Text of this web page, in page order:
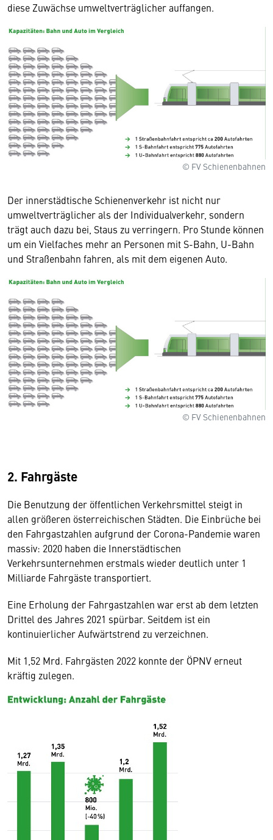
diese Zuwächse umweltverträglicher auffangen.
© FV Schienenbahnen
Der innerstädtische Schienenverkehr ist nicht nur
umweltverträglicher als der Individualverkehr, sondern
trägt auch dazu bei, Staus zu verringern. Pro Stunde können
um ein Vielfaches mehr an Personen mit S-Bahn, U-Bahn
und Straßenbahn fahren, als mit dem eigenen Auto.
© FV Schienenbahnen
2. Fahrgäste
Die Benutzung der öffentlichen Verkehrsmittel steigt in
allen größeren österreichischen Städten. Die Einbrüche bei
den Fahrgastzahlen aufgrund der Corona-Pandemie waren
massiv: 2020 haben die Innerstädtischen
Verkehrsunternehmen erstmals wieder deutlich unter 1
Milliarde Fahrgäste transportiert.
Eine Erholung der Fahrgastzahlen war erst ab dem letzten
Drittel des Jahres 2021 spürbar. Seitdem ist ein
kontinuierlicher Aufwärtstrend zu verzeichnen.
Mit 1,52 Mrd. Fahrgästen 2022 konnte der ÖPNV erneut
kräftig zulegen.